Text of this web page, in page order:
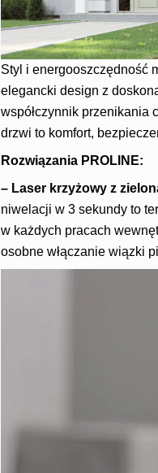
Styl i energooszczędność
elegancki design z
współczynnik przenikania
drzwi to komfort,
Rozwiązania PROLINE:
– Laser krzyżowy z
niwelacji w 3 sekundy to
w każdych pracach
osobne włączanie wiązki